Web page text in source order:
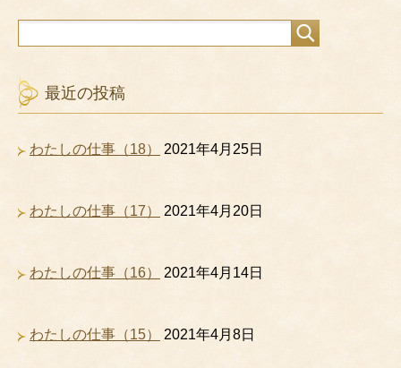
最近の投稿
わたしの仕事（18） 2021年4月25日
わたしの仕事（17） 2021年4月20日
わたしの仕事（16） 2021年4月14日
わたしの仕事（15） 2021年4月8日